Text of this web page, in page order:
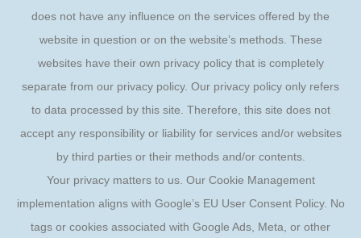
does not have any influence on the services offered by the
website in question or on the website’s methods. These
websites have their own privacy policy that is completely
separate from our privacy policy. Our privacy policy only refers
to data processed by this site. Therefore, this site does not
accept any responsibility or liability for services and/or websites
by third parties or their methods and/or contents.
Your privacy matters to us. Our Cookie Management
implementation aligns with Google’s EU User Consent Policy. No
tags or cookies associated with Google Ads, Meta, or other